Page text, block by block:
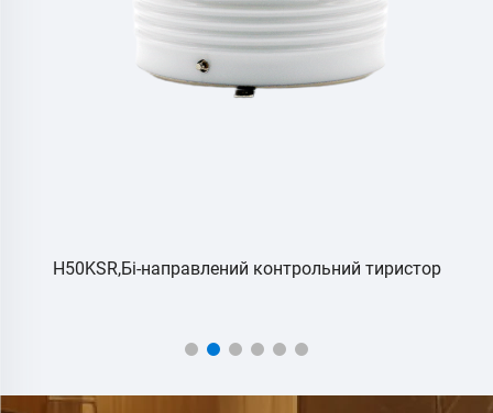
H50KSR,Бі-направлений контрольний тиристор